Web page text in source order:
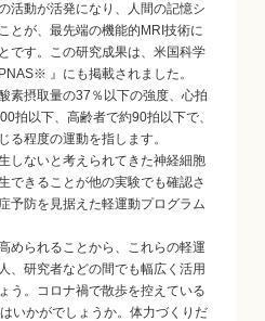
活動が活発になり、人間の記憶シ
とが、最先端の機能的MRI技術に
です。この研究成果は、米国科学
』にも掲載されました。
素摂取量の37％以下の強度、心拍
拍以下、高齢者で約90拍以下で、
る程度の運動を指します。
しないと考えられてきた神経細胞
できることが他の実験でも確認さ
予防を見据えた軽運動プログラム
められることから、これらの軽運
、研究者などの間でも幅広く活用
う。コロナ禍で散歩を控えている
いかがでしょうか。体力づくりだ